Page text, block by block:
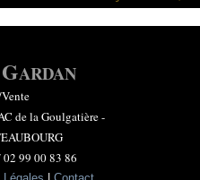
GARDAN
de la Goulgatière -
99 00 83 86